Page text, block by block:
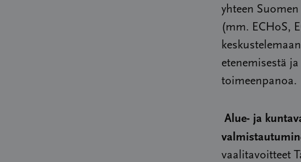
yhteen
(mm. ECHoS,
etenemisestä
toimeenpanoa.
Alue- ja
vaalitavoitteet